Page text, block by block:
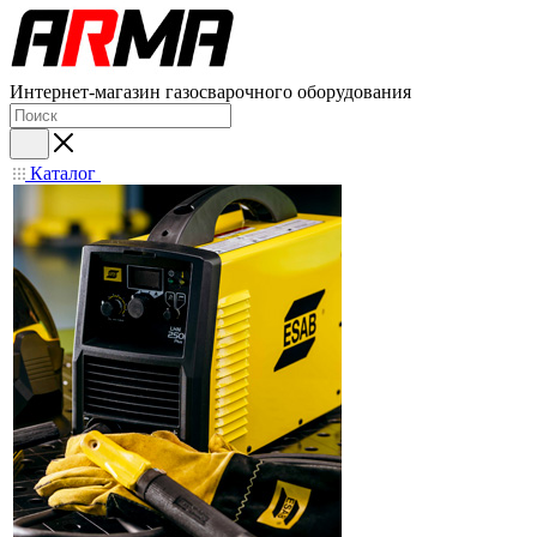
Интернет-магазин газосварочного оборудования
Каталог